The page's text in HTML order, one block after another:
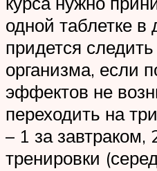
одной таблетке в
придется
организма, если
эффектов не
переходить на
– 1 за завтраком,
тренировки